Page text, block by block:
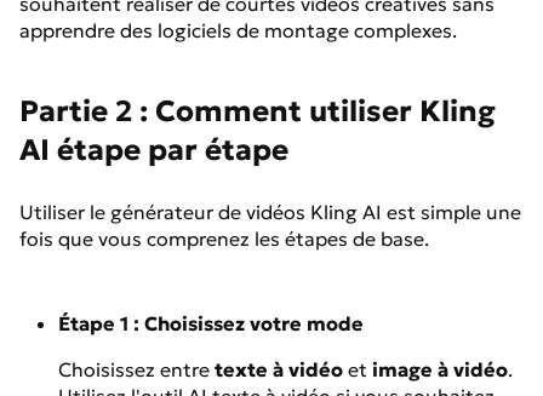
apprendre des logiciels de montage complexes.
Partie 2 : Comment utiliser Kling
AI étape par étape
Utiliser le générateur de vidéos Kling AI est simple une
fois que vous comprenez les étapes de base.
Étape 1 : Choisissez votre mode
Choisissez entre texte à vidéo et image à vidéo.